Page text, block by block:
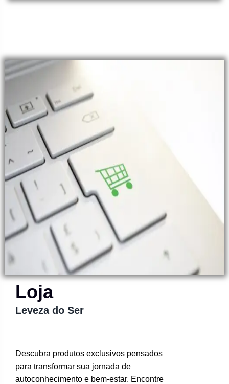
Loja
Leveza do Ser
Descubra produtos exclusivos pensados
para transformar sua jornada de
autoconhecimento e bem-estar. Encontre